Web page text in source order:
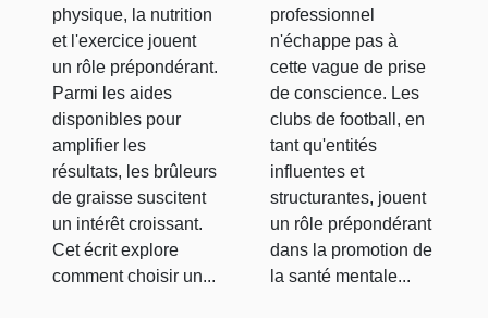
physique, la nutrition
et l'exercice jouent
un rôle prépondérant.
Parmi les aides
disponibles pour
amplifier les
résultats, les brûleurs
de graisse suscitent
un intérêt croissant.
Cet écrit explore
comment choisir un...
professionnel
n'échappe pas à
cette vague de prise
de conscience. Les
clubs de football, en
tant qu'entités
influentes et
structurantes, jouent
un rôle prépondérant
dans la promotion de
la santé mentale...